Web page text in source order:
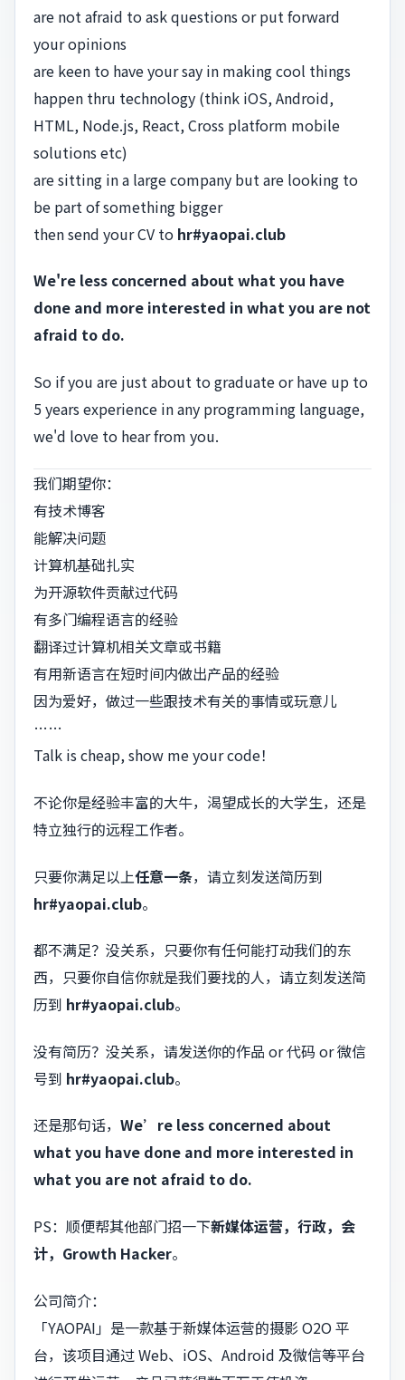
are not afraid to ask questions or put forward
your opinions
are keen to have your say in making cool things
happen thru technology (think iOS, Android,
HTML, Node.js, React, Cross platform mobile
solutions etc)
are sitting in a large company but are looking to
be part of something bigger
then send your CV to hr#yaopai.club
We're less concerned about what you have
done and more interested in what you are not
afraid to do.
So if you are just about to graduate or have up to
5 years experience in any programming language,
we'd love to hear from you.
我们期望你：
有技术博客
能解决问题
计算机基础扎实
为开源软件贡献过代码
有多门编程语言的经验
翻译过计算机相关文章或书籍
有用新语言在短时间内做出产品的经验
因为爱好，做过一些跟技术有关的事情或玩意儿
……
Talk is cheap, show me your code！
不论你是经验丰富的大牛，渴望成长的大学生，还是
特立独行的远程工作者。
只要你满足以上任意一条，请立刻发送简历到
hr#yaopai.club。
都不满足？没关系，只要你有任何能打动我们的东
西，只要你自信你就是我们要找的人，请立刻发送简
历到 hr#yaopai.club。
没有简历？没关系，请发送你的作品 or 代码 or 微信
号到 hr#yaopai.club。
还是那句话， We’re less concerned about
what you have done and more interested in
what you are not afraid to do.
PS：顺便帮其他部门招一下新媒体运营，行政，会
计，Growth Hacker。
公司简介：
「YAOPAI」是一款基于新媒体运营的摄影 O2O 平
台，该项目通过 Web、iOS、Android 及微信等平台